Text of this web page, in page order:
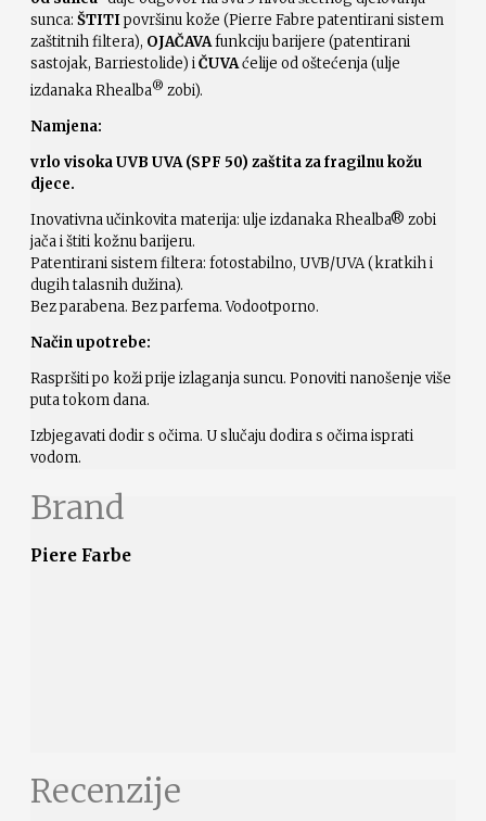
sunca: ŠTITIpovršinu kože (Pierre Fabre patentirani sistem
zaštitnih filtera), OJAČAVAfunkciju barijere (patentirani
sastojak, Barriestolide) iČUVAćelije od oštećenja (ulje
izdanaka Rhealba® zobi).
Namjena:
vrlo visoka UVB UVA (SPF 50) zaštita za fragilnu kožu
djece.
Inovativna učinkovita materija: ulje izdanaka Rhealba® zobi
jača i štiti kožnu barijeru.
Patentirani sistem filtera: fotostabilno, UVB/UVA (kratkih i
dugih talasnih dužina).
Bez parabena. Bez parfema. Vodootporno.
Način upotrebe:
Raspršiti po koži prije izlaganja suncu. Ponoviti nanošenje više
puta tokom dana.
Izbjegavati dodir s očima. U slučaju dodira s očima isprati
vodom.
Brand
Piere Farbe
Recenzije